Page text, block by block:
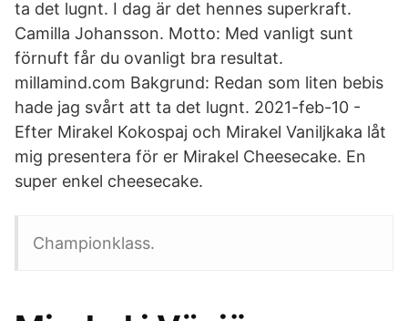
ta det lugnt. I dag är det hennes superkraft.
Camilla Johansson. Motto: Med vanligt sunt
förnuft får du ovanligt bra resultat.
millamind.com Bakgrund: Redan som liten bebis
hade jag svårt att ta det lugnt. 2021-feb-10 -
Efter Mirakel Kokospaj och Mirakel Vaniljkaka låt
mig presentera för er Mirakel Cheesecake. En
super enkel cheesecake.
Championklass.